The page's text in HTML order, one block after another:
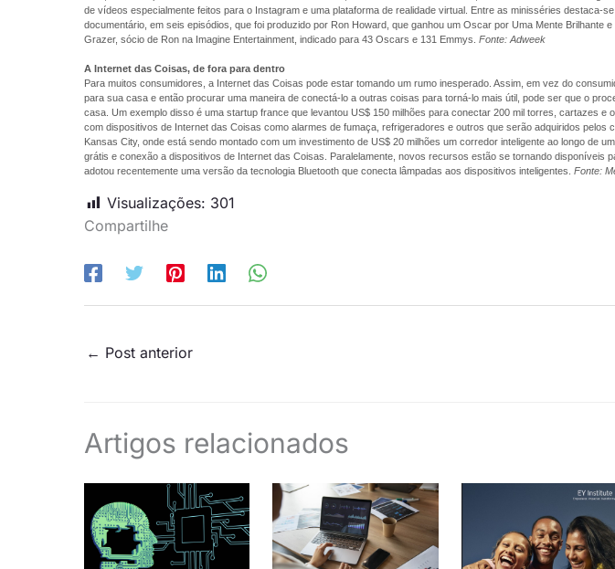
de vídeos especialmente feitos para o Instagram e uma plataforma de realidade virtual. Entre as minisséries destaca-
documentário, em seis episódios, que foi produzido por Ron Howard, que ganhou um Oscar por Uma Mente Brilhante
Grazer, sócio de Ron na Imagine Entertainment, indicado para 43 Oscars e 131 Emmys. Fonte: Adweek
A Internet das Coisas, de fora para dentro
Para muitos consumidores, a Internet das Coisas pode estar tomando um rumo inesperado. Assim, em vez do
para sua casa e então procurar uma maneira de conectá-lo a outras coisas para torná-lo mais útil, pode ser que o
casa. Um exemplo disso é uma startup france que levantou US$ 150 milhões para conectar 200 mil torres, cartazes e
com dispositivos de Internet das Coisas como alarmes de fumaça, refrigeradores e outros que serão adquiridos pelos
Kansas City, onde está sendo montado com um investimento de US$ 20 milhões um corredor inteligente ao longo de
grátis e conexão a dispositivos de Internet das Coisas. Paralelamente, novos recursos estão se tornando disponíveis
adotou recentemente uma versão da tecnologia Bluetooth que conecta lâmpadas aos dispositivos inteligentes. Fonte:
Visualizações: 301
Compartilhe
← Post anterior
Artigos relacionados